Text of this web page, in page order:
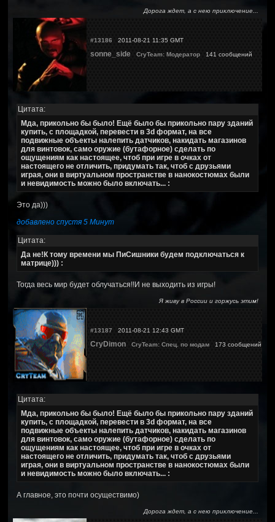
Дорога ждет, а с нею приключение...
#13186 2011-08-21 11:35 GMT
sonne_side CryTeam: Модератор 141 сообщений
Цитата:
Мда, прикольно бы было! Ещё было бы прикольно пару зданий
купить, с площадкой, перевести в 3d формат, на все
подвижные объекты налепить датчиков, накидать магазинов
для винтовок, само оружие (бутафорное) сделать по
ощущениям как настоящее, чтоб при игре в очках от
настоящего не отличить, придумать так, чтоб с друзьями
играя, они в виртуальном пространстве в нанокостюмах были
и невидимость можно было включать... :
Это да)))
добавлено спустя 5 Минут
Цитата:
Да не!К тому времени мы ПиСишники будем подключаться к
матрице))) :
Тогда весь мир будет облучаться!!И не выходить из игры!
Я живу в России и горжусь этим!
#13187 2011-08-21 12:43 GMT
CryDimon CryTeam: Спец. по модам 173 сообщений
Цитата:
Мда, прикольно бы было! Ещё было бы прикольно пару зданий
купить, с площадкой, перевести в 3d формат, на все
подвижные объекты налепить датчиков, накидать магазинов
для винтовок, само оружие (бутафорное) сделать по
ощущениям как настоящее, чтоб при игре в очках от
настоящего не отличить, придумать так, чтоб с друзьями
играя, они в виртуальном пространстве в нанокостюмах были
и невидимость можно было включать... :
А главное, это почти осуществимо)
Дорога ждет, а с нею приключение...